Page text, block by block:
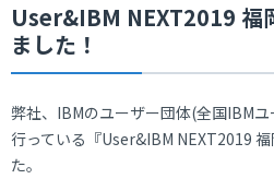
User&IBM NEXT2019 福
ました！
弊社、IBMのユーザー団体(全国IBM
行っている『User&IBM NEXT2019
た。